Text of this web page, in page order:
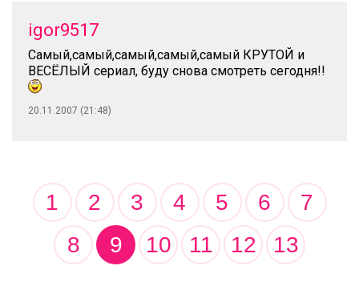
igor9517
Самый,самый,самый,самый,самый КРУТОЙ и
ВЕСЁЛЫЙ сериал, буду снова смотреть сегодня!!
20.11.2007 (21:48)
1 2 3 4 5 6
7
8
9 10 11 12 13